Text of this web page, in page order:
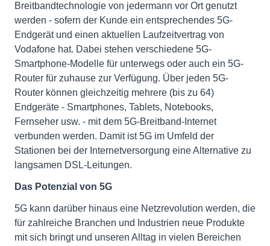
Breitbandtechnologie von jedermann vor Ort genutzt
werden - sofern der Kunde ein entsprechendes 5G-
Endgerät und einen aktuellen Laufzeitvertrag von
Vodafone hat. Dabei stehen verschiedene 5G-
Smartphone-Modelle für unterwegs oder auch ein 5G-
Router für zuhause zur Verfügung. Über jeden 5G-
Router können gleichzeitig mehrere (bis zu 64)
Endgeräte - Smartphones, Tablets, Notebooks,
Fernseher usw. - mit dem 5G-Breitband-Internet
verbunden werden. Damit ist 5G im Umfeld der
Stationen bei der Internetversorgung eine Alternative zu
langsamen DSL-Leitungen.
Das Potenzial von 5G
5G kann darüber hinaus eine Netzrevolution werden, die
für zahlreiche Branchen und Industrien neue Produkte
mit sich bringt und unseren Alltag in vielen Bereichen